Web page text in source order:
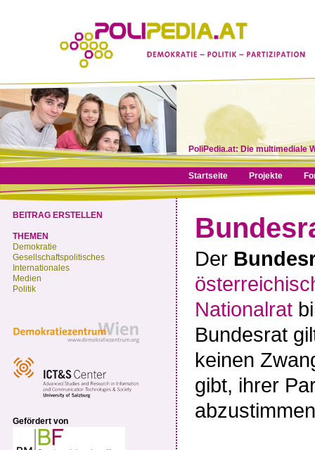
PoliPedia.at: Die multimediale
Startseite Projekte
Der
Nationalrat
Bundesrat
keinen
gibt, ihrer
BEITRAG ERSTELLEN
THEMEN
Demokratie
Gesellschaftspolitisches
Internationales
Medien
Politik
Gefördert von